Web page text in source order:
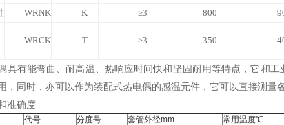
WRNK K ≥3 800
WRCK T ≥3 350
具有能弯曲、耐高温、热响应时间快和坚固耐用等特点，它和
，同时，亦可以作为装配式热电偶的感温元件，它可以直接测
准确度
代号 分度号 套管外径mm 常用温度℃